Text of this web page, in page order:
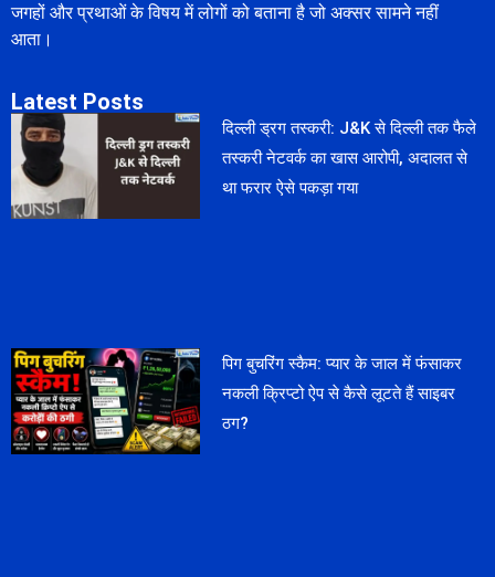
जगहों और प्रथाओं के विषय में लोगों को बताना है जो अक्सर सामने नहीं
आता।
Latest Posts
दिल्ली ड्रग तस्करी: J&K से दिल्ली तक फैले
तस्करी नेटवर्क का खास आरोपी, अदालत से
था फरार ऐसे पकड़ा गया
पिग बुचरिंग स्कैम: प्यार के जाल में फंसाकर
नकली क्रिप्टो ऐप से कैसे लूटते हैं साइबर
ठग?